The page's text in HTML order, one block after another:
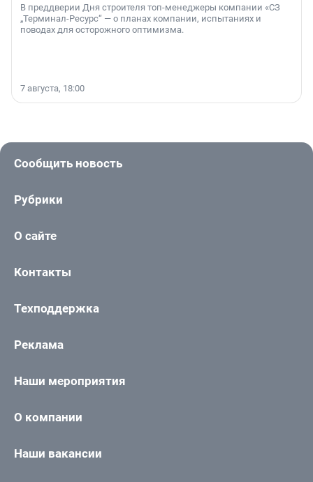
В преддверии Дня строителя топ-менеджеры компании «СЗ
„Терминал-Ресурс“ — о планах компании, испытаниях и
поводах для осторожного оптимизма.
7 августа, 18:00
Сообщить новость
Рубрики
О сайте
Контакты
Техподдержка
Реклама
Наши мероприятия
О компании
Наши вакансии